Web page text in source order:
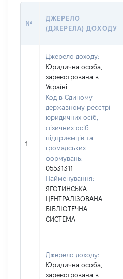
№
ДЖЕРЕЛО
(ДЖЕРЕЛА) ДОХОДУ
1
Джерело доходу:
Юридична особа,
зареєстрована в
Україні
Код в Єдиному
державному реєстрі
юридичних осіб,
фізичних осіб –
підприємців та
громадських
формувань:
05531311
Найменування:
ЯГОТИНСЬКА
ЦЕНТРАЛІЗОВАНА
БІБЛІОТЕЧНА
СИСТЕМА
Джерело доходу:
Юридична особа,
зареєстрована в